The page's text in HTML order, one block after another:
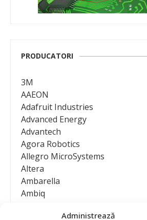
Administrează
PRODUCATORI
3M
AAEON
Adafruit Industries
Advanced Energy
Advantech
Agora Robotics
Allegro MicroSystems
Altera
Ambarella
Ambiq